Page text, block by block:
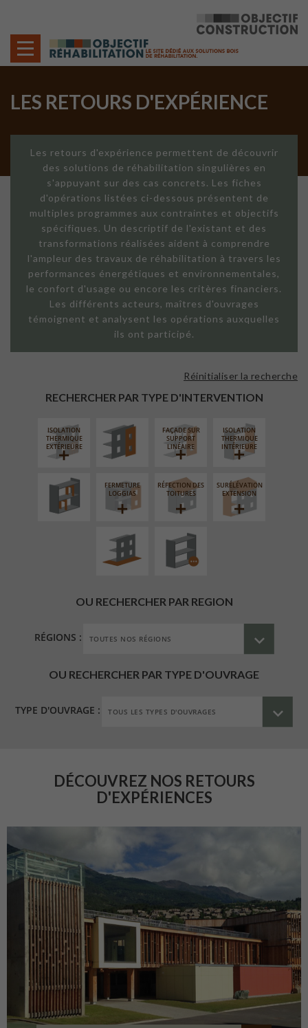
LES RETOURS D'EXPÉRIENCE
Les retours d'expérience permettent de découvrir
des solutions de réhabilitation singulières en
s'appuyant sur des cas concrets. Les fiches
d'opérations listées ci-dessous présentent de
multiples programmes aux contraintes et objectifs
spécifiques. Un descriptif de l'existant et des
transformations réalisées aident à comprendre
l'ampleur des travaux de réhabilitation à travers les
performances énergétiques et environnementales,
le confort d'usage ou encore les critères financiers.
Les différents acteurs, maîtres d'ouvrages
témoignent et analysent les opérations auxquelles
ils ont participé.
RECHERCHER PAR TYPE D'INTERVENTION
Réinitialiser la recherche
ISOLATION
THERMIQUE
EXTÉRIEURE
FAÇADE SUR
SUPPORT
LINÉAIRE
ISOLATION
THERMIQUE
INTÉRIEURE
RÉAMÉNAGEMENT
INTÉRIEUR
FERMETURE
LOGGIAS
RÉFECTION DES
TOITURES
SURÉLÉVATION
EXTENSION
AMÉNAGEMENT
EXTÉRIEUR
PROCÉDÉ
PARTICULIER
OU RECHERCHER PAR REGION
RÉGIONS :
OU RECHERCHER PAR TYPE D'OUVRAGE
TYPE D'OUVRAGE :
DÉCOUVREZ NOS RETOURS
D'EXPÉRIENCES